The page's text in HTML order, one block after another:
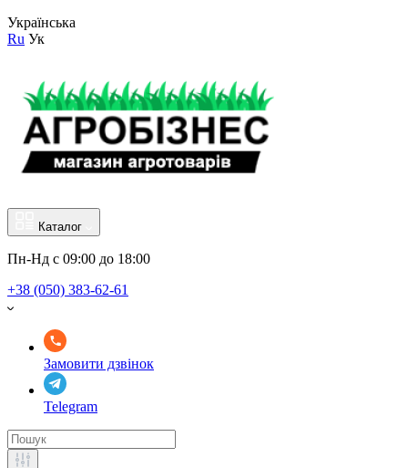
Українська
Ru Ук
Каталог
Пн-Нд с 09:00 до 18:00
+38 (050) 383-62-61
Замовити дзвінок
Telegram